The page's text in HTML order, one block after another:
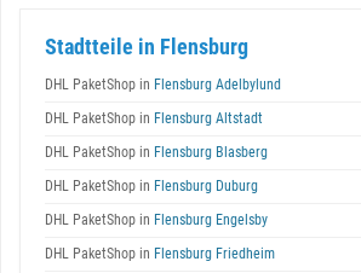
Stadtteile in Flensburg
DHL PaketShop in Flensburg Adelbylund
DHL PaketShop in Flensburg Altstadt
DHL PaketShop in Flensburg Blasberg
DHL PaketShop in Flensburg Duburg
DHL PaketShop in Flensburg Engelsby
DHL PaketShop in Flensburg Friedheim